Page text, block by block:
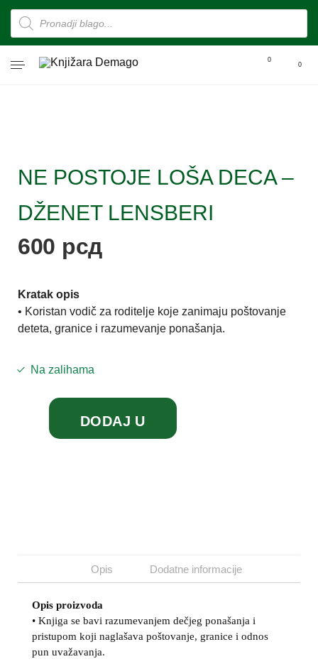
0
0
NE POSTOJE LOŠA DECA –
DŽENET LENSBERI
600 рсд
Kratak opis
• Koristan vodič za roditelje koje zanimaju poštovanje
deteta, granice i razumevanje ponašanja.
Na zalihama
DODAJ U
Opis Dodatne informacije
Opis proizvoda
• Knjiga se bavi razumevanjem dečjeg ponašanja i
pristupom koji naglašava poštovanje, granice i odnos
pun uvažavanja.